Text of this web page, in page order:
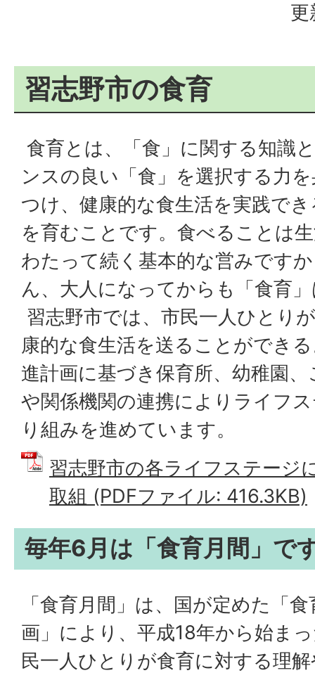
更
習志野市の食育
食育とは、「食」に関する知識
ンスの良い「食」を選択する力
つけ、健康的な食生活を実践で
を育むことです。食べることは
わたって続く基本的な営みです
ん、大人になってからも「食育
習志野市では、市民一人ひとり
康的な食生活を送ることができ
進計画に基づき保育所、幼稚園
や関係機関の連携によりライフ
り組みを進めています。
習志野市の各ライフステージ
取組 (PDFファイル: 416.3KB)
毎年6月は「食育月間」で
「食育月間」は、国が定めた「
画」により、平成18年から始ま
民一人ひとりが食育に対する理